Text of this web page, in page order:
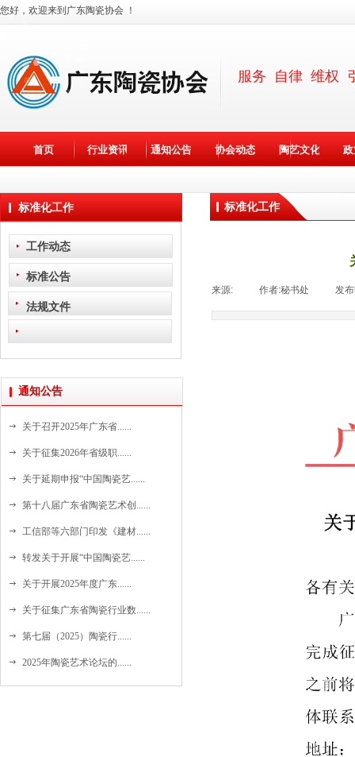
首页 行业资讯 通知公告 协会动态 陶艺文化
您好，欢迎来到广东陶瓷协会 ！
服务 自律 维权
标准化工作
标准化工作
工作动态
标准公告
法规文件
来源: 作者:秘书处 发
通知公告
关于召开2025年广东省......
关于征集2026年省级职......
关于延期申报“中国陶瓷艺......
第十八届广东省陶瓷艺术创......
工信部等六部门印发《建材......
转发关于开展“中国陶瓷艺......
关于开展2025年度广东......
关于征集广东省陶瓷行业数......
第七届（2025）陶瓷行......
2025年陶瓷艺术论坛的......